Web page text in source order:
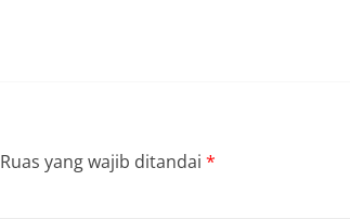
Ruas yang wajib ditandai *